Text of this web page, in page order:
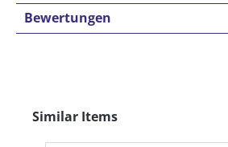
Bewertungen
Produktgalerie überspringen
Similar Items